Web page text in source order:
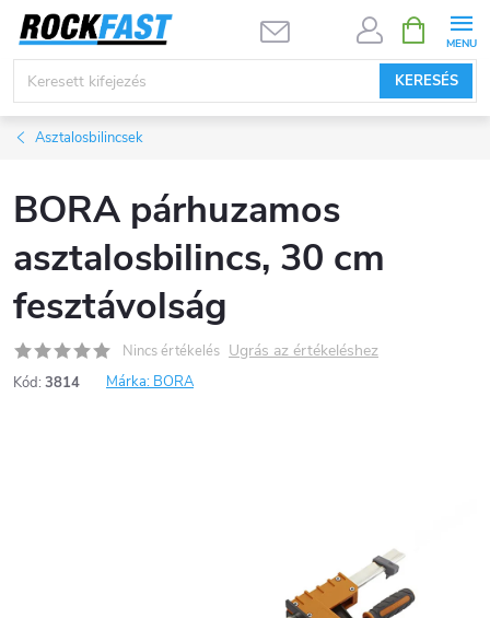
Ugrás
KERESÉS
KOSÁR
Asztalosbilincsek
BORA párhuzamos
asztalosbilincs, 30 cm
fesztávolság
Nincs értékelés Ugrás az értékeléshez
Kód: 3814 Márka: BORA